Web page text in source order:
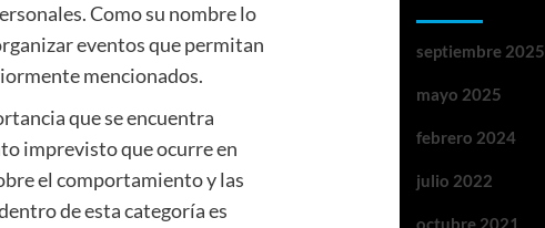
Como su nombre lo
eventos que permitan
mencionados.
que se encuentra
imprevisto que ocurre en
el comportamiento y las
de esta categoría es
septiembre 2025
mayo 2025
febrero 2024
julio 2022
octubre 2021